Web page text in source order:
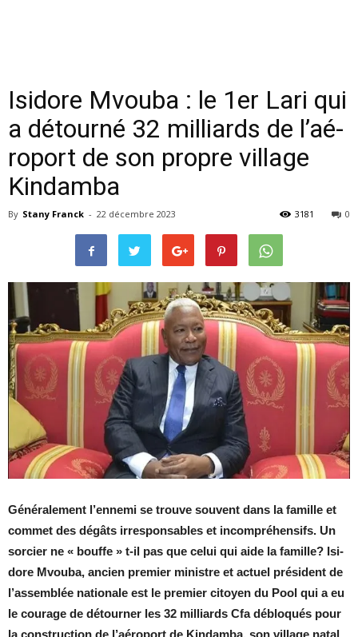
Isi­dore Mvouba : le 1er Lari qui
a dé­tourné 32 mil­liards de l’aé­
ro­port de son propre vil­lage
Kin­damba
By Stany Franck - 22 décembre 2023 0
3181
Gé­né­ra­le­ment l’en­nemi se trouve sou­vent dans la fa­mille et
com­met des dé­gâts ir­res­pon­sables et in­com­pré­hen­sifs. Un
sor­cier ne « bouffe » t-il pas que ce­lui qui aide la fa­mille? Isi­
dore Mvouba, an­cien pre­mier mi­nistre et ac­tuel pré­sident de
l’as­sem­blée na­tio­nale est le pre­mier ci­toyen du Pool qui a eu
le cou­rage de dé­tour­ner les 32 mil­liards Cfa dé­blo­qués pour
la construc­tion de l’aé­ro­port de Kin­damba, son vil­lage na­tal